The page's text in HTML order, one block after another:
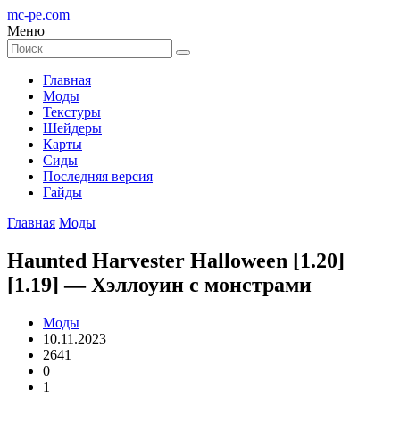
mc-pe.com
Меню
Главная
Моды
Текстуры
Шейдеры
Карты
Сиды
Последняя версия
Гайды
Главная Моды
Haunted Harvester Halloween [1.20]
[1.19] — Хэллоуин с монстрами
Моды
10.11.2023
2641
0
1